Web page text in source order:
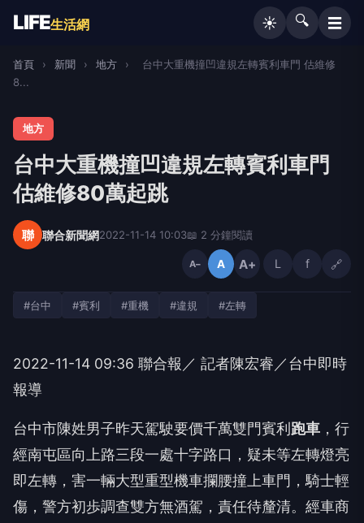
LIFE生活網 ☀️ 🔍 ☰
首頁 › 新聞 › 地方 ›
台中大重機撞凹違規左轉賓利車門 估維修
8...
地方
台中大重機撞凹違規左轉賓利車門
估維修80萬起跳
聯 聯合新聞網2022-11-14 10:03📖 2 分鐘閱讀
A− A A+ L f 🔗
#台中 #賓利 #重機 #違規 #左轉
2022-11-14 09:36 聯合報／ 記者陳宏睿／台中即時
報導
台中市陳姓男子昨天駕駛要價千萬雙門賓利 跑車 ，行
經南屯區向上路三段一處十字路口，疑未等左轉燈亮
即左轉，害一輛大型重型機車攔腰撞上車門，騎士輕
傷，警方初歩調查雙方無酒駕，責任待釐清。經車商